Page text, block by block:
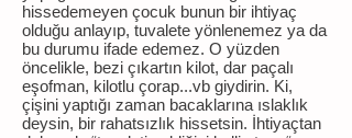
hissedemeyen çocuk bunun bir ihtiyaç
olduğu anlayıp, tuvalete yönlenemez ya da
bu durumu ifade edemez. O yüzden
öncelikle, bezi çıkartın kilot, dar paçalı
eşofman, kilotlu çorap...vb giydirin. Ki,
çişini yaptığı zaman bacaklarına ıslaklık
deysin, bir rahatsızlık hissetsin. İhtiyaçtan